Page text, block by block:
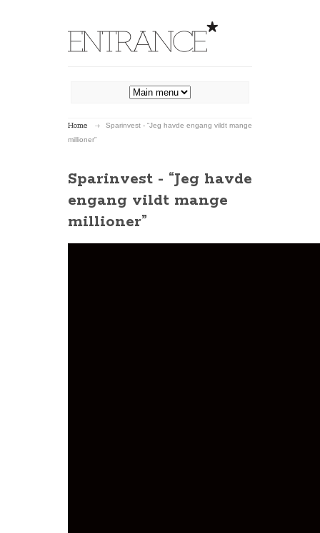
You are here
Home
Sparinvest - “Jeg havde engang vildt mange
millioner”
Sparinvest - “Jeg havde
engang vildt mange
millioner”